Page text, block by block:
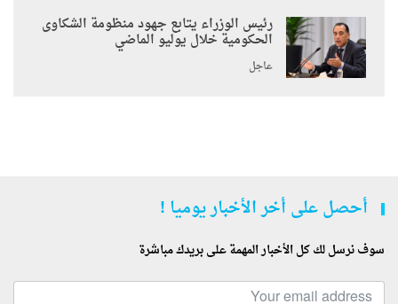
رئيس الوزراء يتابع جهود منظومة الشكاوى
الحكومية خلال يوليو الماضي
عاجل
أحصل على أخر الأخبار يوميا !
سوف نرسل لك كل الأخبار المهمة على بريدك مباشرة